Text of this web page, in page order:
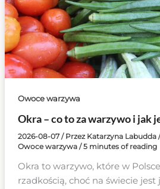
Owoce warzywa
Okra – co to za warzywo i jak
2026-08-07 / Przez Katarzyna Labudda
Owoce warzywa/5 minutes of reading
Okra to warzywo, które w
rzadkością, choć na świecie jest